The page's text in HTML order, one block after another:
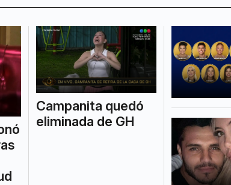
Campanita quedó
eliminada de GH